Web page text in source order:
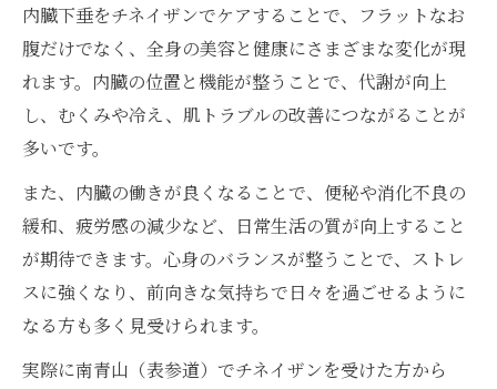
内臓下垂をチネイザンでケアすることで、フラットなお
腹だけでなく、全身の美容と健康にさまざまな変化が現
れます。内臓の位置と機能が整うことで、代謝が向上
し、むくみや冷え、肌トラブルの改善につながることが
多いです。
また、内臓の働きが良くなることで、便秘や消化不良の
緩和、疲労感の減少など、日常生活の質が向上すること
が期待できます。心身のバランスが整うことで、ストレ
スに強くなり、前向きな気持ちで日々を過ごせるように
なる方も多く見受けられます。
実際に南青山（表参道）でチネイザンを受けた方から